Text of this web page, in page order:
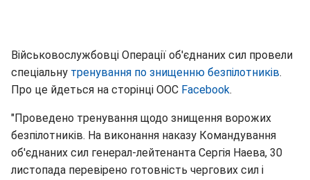
Військовослужбовці Операції об'єднаних сил провели
спеціальну тренування по знищенню безпілотників.
Про це йдеться на сторінці ООС Facebook.
"Проведено тренування щодо знищення ворожих
безпілотників. На виконання наказу Командування
об'єднаних сил генерал-лейтенанта Сергія Наева, 30
листопада перевірено готовність чергових сил і